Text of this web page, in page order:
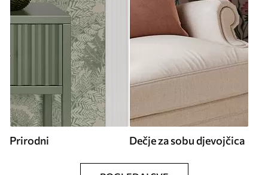
Prirodni Dečje za sobu djevojčica